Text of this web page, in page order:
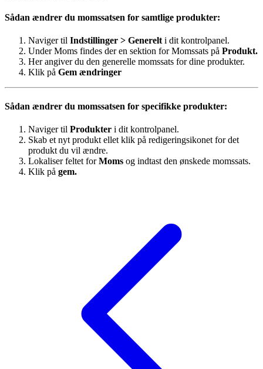
Sådan ændrer du momssatsen for samtlige produkter:
Naviger til Indstillinger > Generelti dit kontrolpanel.
Under Moms findes der en sektion for Momssats på Produkt.
Her angiver du den generelle momssats for dine produkter.
Klik på Gem ændringer
Sådan ændrer du momssatsen for specifikke produkter:
Naviger til Produkter i dit kontrolpanel.
Skab et nyt produkt ellet klik på redigeringsikonet for det
produkt du vil ændre.
Lokaliser feltet forMoms og indtast den ønskede momssats.
Klik på gem.